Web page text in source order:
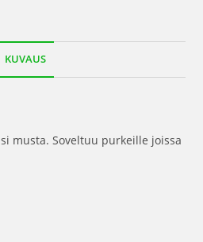
KUVAUS
musta. Soveltuu purkeille joissa